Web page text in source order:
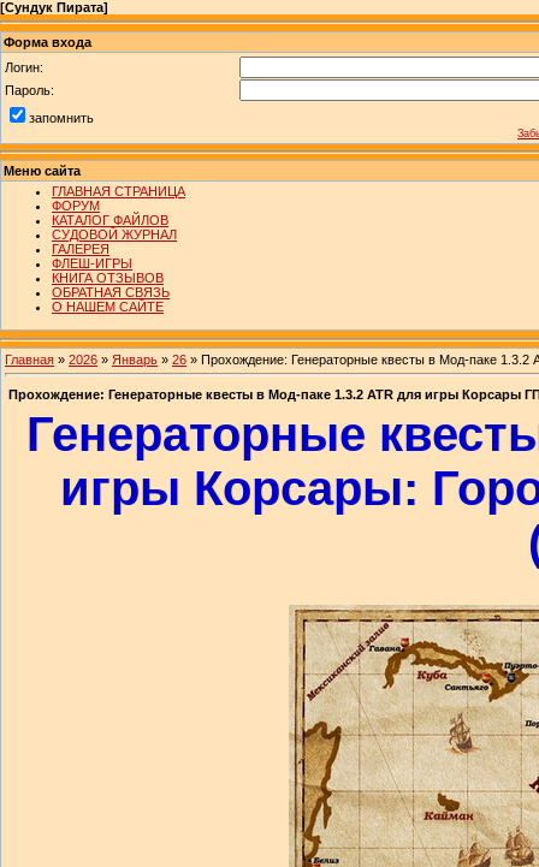
[Сундук Пирата]
Форма входа
Логин:
Пароль:
запомнить
Меню сайта
ГЛАВНАЯ СТРАНИЦА
ФОРУМ
КАТАЛОГ ФАЙЛОВ
СУДОВОЙ ЖУРНАЛ
ГАЛЕРЕЯ
ФЛЕШ-ИГРЫ
КНИГА ОТЗЫВОВ
ОБРАТНАЯ СВЯЗЬ
О НАШЕМ САЙТЕ
Главная » 2026 » Январь » 26 » Прохождение: Генераторные квесты в Мод-паке 1.3.2
Прохождение: Генераторные квесты в Мод-паке 1.3.2 ATR для игры Корсары
Генераторные
игры Корсары: